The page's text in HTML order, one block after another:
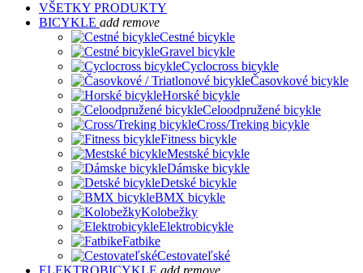
VŠETKY PRODUKTY
BICYKLE add remove
Cestné bicykle
Gravel bicykle
Cyclocross bicykle
Časovkové bicykle
Horské bicykle
Celoodpružené bicykle
Cross/Treking bicykle
Fitness bicykle
Mestské bicykle
Dámske bicykle
Detské bicykle
BMX bicykle
Kolobežky
Elektrobicykle
Fatbike
Cestovateľské